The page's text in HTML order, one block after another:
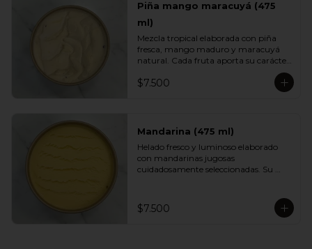
Piña mango maracuyá (475
ml)
Mezcla tropical elaborada con piña
fresca, mango maduro y maracuyá
natural. Cada fruta aporta su carácter:
dulzor, jugosidad y acidez vibrante. Un
helado ligero, muy refrescante y lleno
$7.500
Mandarina (475 ml)
Helado fresco y luminoso elaborado
con mandarinas jugosas
cuidadosamente seleccionadas. Su
vibrante ideal para quienes buscan
opciones frutales y livianas.
$7.500